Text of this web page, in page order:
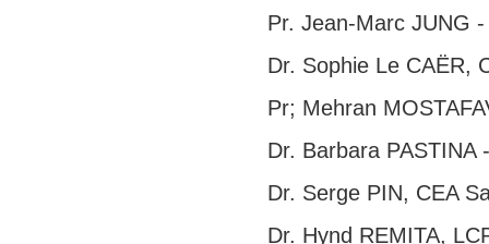
Pr. Jean-Marc JUNG
Dr. Sophie Le CAËR,
Pr; Mehran
Dr. Barbara PASTINA
Dr. Serge PIN, CEA
Dr. Hynd REMITA,